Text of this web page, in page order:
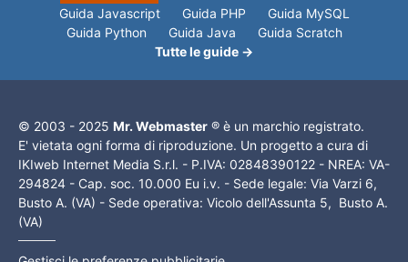
Guida Javascript
Guida PHP
Guida MySQL
Guida Python
Guida Java
Guida Scratch
Tutte le guide →
© 2003 - 2025 Mr. Webmaster ® è un marchio registrato.
E' vietata ogni forma di riproduzione. Un progetto a cura di
IKIweb Internet Media S.r.l. - P.IVA: 02848390122 - NREA: VA-
294824 - Cap. soc. 10.000 Eu i.v. - Sede legale: Via Varzi 6,
Busto A. (VA) - Sede operativa: Vicolo dell'Assunta 5, Busto A.
(VA)